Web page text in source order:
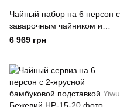
Чайный набор на 6 персон с
заварочным чайником и
фарфоровой подставкой
6 969 грн